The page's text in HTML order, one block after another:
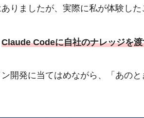
りましたが、実際に私が体験した
Claude Codeに自社のナレッジを
開発に当てはめながら、「あの